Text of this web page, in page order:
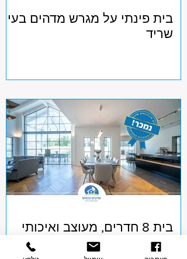
בית פינתי על מגרש מדהים בעין
שריד
בית 8 חדרים, מעוצב ואיכותי
במיקום מושלם